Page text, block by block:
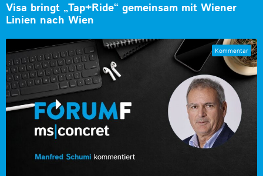
Visa bringt „Tap+Ride“ gemeinsam mit Wiener
Linien nach Wien